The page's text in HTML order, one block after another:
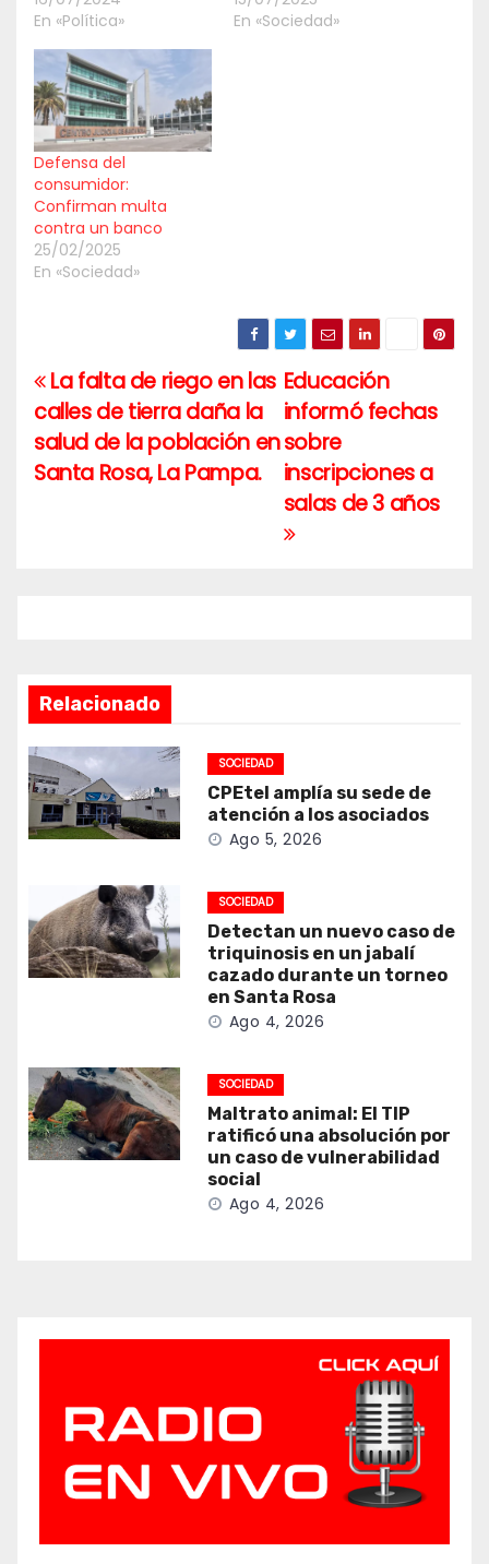
En «Política»
En «Sociedad»
Defensa del
consumidor:
Confirman multa
contra un banco
25/02/2025
En «Sociedad»
Navegación
de
entradas
Educación
informó fechas
sobre
inscripciones a
salas de 3 años
La falta de riego en las
calles de tierra daña la
salud de la población en
Santa Rosa, La Pampa.
Relacionado
SOCIEDAD
CPEtel amplía su sede de
atención a los asociados
Ago 5, 2026
SOCIEDAD
Detectan un nuevo caso de
triquinosis en un jabalí
cazado durante un torneo
en Santa Rosa
Ago 4, 2026
SOCIEDAD
Maltrato animal: El TIP
ratificó una absolución por
un caso de vulnerabilidad
social
Ago 4, 2026